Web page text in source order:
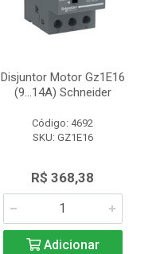
Disjuntor Motor Gz1E16
(9...14A) Schneider
Código: 4692
SKU: GZ1E16
R$ 368,38
Adicionar